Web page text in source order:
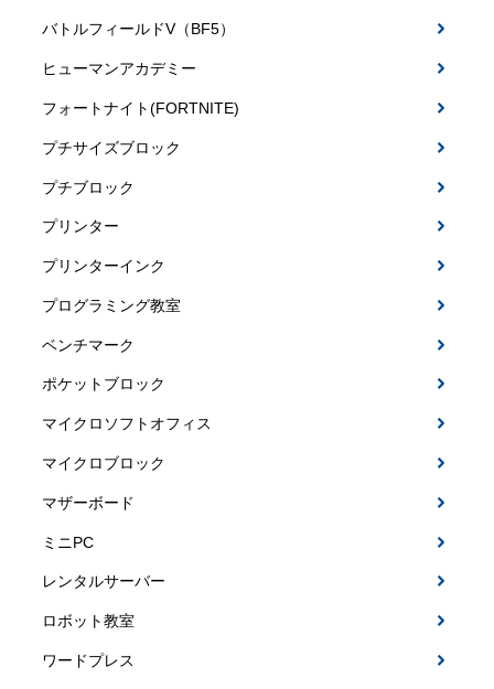
バトルフィールドV（BF5）
ヒューマンアカデミー
フォートナイト(FORTNITE)
プチサイズブロック
プチブロック
プリンター
プリンターインク
プログラミング教室
ベンチマーク
ポケットブロック
マイクロソフトオフィス
マイクロブロック
マザーボード
ミニPC
レンタルサーバー
ロボット教室
ワードプレス